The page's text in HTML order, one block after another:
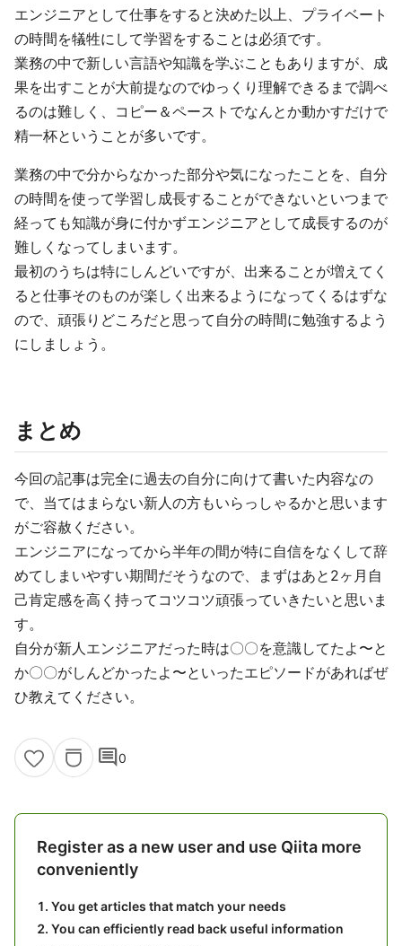
エンジニアとして仕事をすると決めた以上、プライベート
の時間を犠牲にして学習をすることは必須です。
業務の中で新しい言語や知識を学ぶこともありますが、成
果を出すことが大前提なのでゆっくり理解できるまで調べ
るのは難しく、コピー＆ペーストでなんとか動かすだけで
精一杯ということが多いです。
業務の中で分からなかった部分や気になったことを、自分
の時間を使って学習し成長することができないといつまで
経っても知識が身に付かずエンジニアとして成長するのが
難しくなってしまいます。
最初のうちは特にしんどいですが、出来ることが増えてく
ると仕事そのものが楽しく出来るようになってくるはずな
ので、頑張りどころだと思って自分の時間に勉強するよう
にしましょう。
まとめ
今回の記事は完全に過去の自分に向けて書いた内容なの
で、当てはまらない新人の方もいらっしゃるかと思います
がご容赦ください。
エンジニアになってから半年の間が特に自信をなくして辞
めてしまいやすい期間だそうなので、まずはあと2ヶ月自
己肯定感を高く持ってコツコツ頑張っていきたいと思いま
す。
自分が新人エンジニアだった時は〇〇を意識してたよ〜と
か〇〇がしんどかったよ〜といったエピソードがあればぜ
ひ教えてください。
comment0
Register as a new user and use Qiita more
conveniently
You get articles that match your needs
You can efficiently read back useful information